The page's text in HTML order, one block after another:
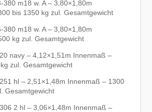
380 m18 w. A – 3,80×1,80m
bis 1350 kg zul. Gesamtgewicht
380 m18 w. A – 3,80×1,80m
kg zul. Gesamtgewicht
navy – 4,12×1,51m Innenmaß –
zul. Gesamtgewicht
hl – 2,51×1,48m Innenmaß – 1300
Gesamtgewicht
2 hl – 3,06×1,48m Innenmaß –